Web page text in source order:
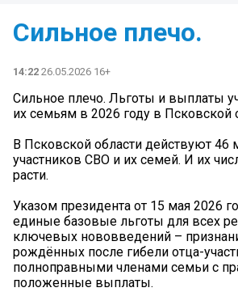
Сильное плечо.
14:22 26.05.2026 16+
Сильное плечо. Льготы и выплаты
их семьям в 2026 году в Псковской
В Псковской области действуют
участников СВО и их семей. И их
расти.
Указом президента от 15 мая 2026
единые базовые льготы для всех
ключевых нововведений –
рождённых после гибели отца-
полноправными членами семьи с
положенные выплаты.